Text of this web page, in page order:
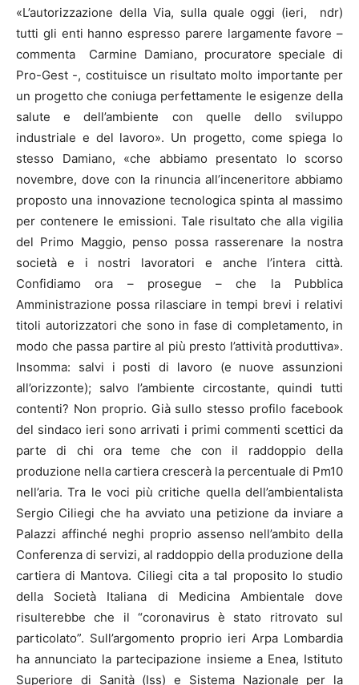
«L’autorizzazione della Via, sulla quale oggi (ieri, ndr)
tutti gli enti hanno espresso parere largamente favore –
commenta Carmine Damiano, procuratore speciale di
Pro-Gest -, costituisce un risultato molto importante per
un progetto che coniuga perfettamente le esigenze della
salute e dell’ambiente con quelle dello sviluppo
industriale e del lavoro». Un progetto, come spiega lo
stesso Damiano, «che abbiamo presentato lo scorso
novembre, dove con la rinuncia all’inceneritore abbiamo
proposto una innovazione tecnologica spinta al massimo
per contenere le emissioni. Tale risultato che alla vigilia
del Primo Maggio, penso possa rasserenare la nostra
società e i nostri lavoratori e anche l’intera città.
Confidiamo ora – prosegue – che la Pubblica
Amministrazione possa rilasciare in tempi brevi i relativi
titoli autorizzatori che sono in fase di completamento, in
modo che passa partire al più presto l’attività produttiva».
Insomma: salvi i posti di lavoro (e nuove assunzioni
all’orizzonte); salvo l’ambiente circostante, quindi tutti
contenti? Non proprio. Già sullo stesso profilo facebook
del sindaco ieri sono arrivati i primi commenti scettici da
parte di chi ora teme che con il raddoppio della
produzione nella cartiera crescerà la percentuale di Pm10
nell’aria. Tra le voci più critiche quella dell’ambientalista
Sergio Ciliegi che ha avviato una petizione da inviare a
Palazzi affinché neghi proprio assenso nell’ambito della
Conferenza di servizi, al raddoppio della produzione della
cartiera di Mantova. Ciliegi cita a tal proposito lo studio
della Società Italiana di Medicina Ambientale dove
risulterebbe che il “coronavirus è stato ritrovato sul
particolato”. Sull’argomento proprio ieri Arpa Lombardia
ha annunciato la partecipazione insieme a Enea, Istituto
Superiore di Sanità (Iss) e Sistema Nazionale per la